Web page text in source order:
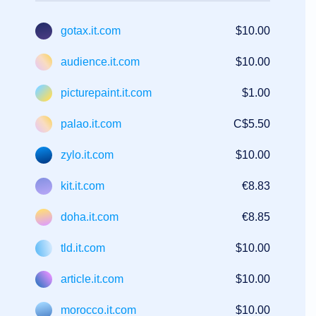
Domínio
Guia
Investimento
em
Afiliado
Geral
de
Revendedor
de
Revenda
Suporte
Ajuda
de
Ajuda
Solicitação
gotax.it.com $10.00
audience.it.com $10.00
picturepaint.it.com $1.00
palao.it.com C$5.50
zylo.it.com $10.00
kit.it.com €8.83
doha.it.com €8.85
tld.it.com $10.00
article.it.com $10.00
morocco.it.com $10.00